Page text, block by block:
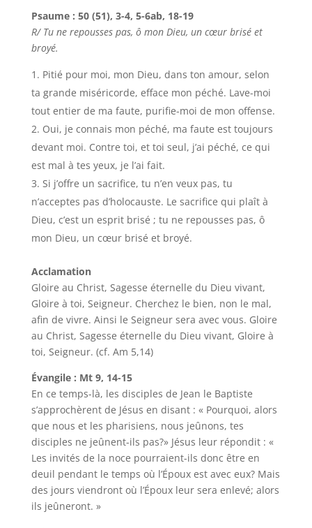
Psaume : 50 (51), 3-4, 5-6ab, 18-19
R/ Tu ne repousses pas, ô mon Dieu, un cœur brisé et
broyé.
Pitié pour moi, mon Dieu, dans ton amour, selon
ta grande miséricorde, efface mon péché. Lave-moi
tout entier de ma faute, purifie-moi de mon offense.
Oui, je connais mon péché, ma faute est toujours
devant moi. Contre toi, et toi seul, j’ai péché, ce qui
est mal à tes yeux, je l’ai fait.
Si j’offre un sacrifice, tu n’en veux pas, tu
n’acceptes pas d’holocauste. Le sacrifice qui plaît à
Dieu, c’est un esprit brisé ; tu ne repousses pas, ô
mon Dieu, un cœur brisé et broyé.
Acclamation
Gloire au Christ, Sagesse éternelle du Dieu vivant,
Gloire à toi, Seigneur. Cherchez le bien, non le mal,
afin de vivre. Ainsi le Seigneur sera avec vous. Gloire
au Christ, Sagesse éternelle du Dieu vivant, Gloire à
toi, Seigneur. (cf. Am 5,14)
Évangile : Mt 9, 14-15
En ce temps-là, les disciples de Jean le Baptiste
s’approchèrent de Jésus en disant : « Pourquoi, alors
que nous et les pharisiens, nous jeûnons, tes
disciples ne jeûnent-ils pas?» Jésus leur répondit : «
Les invités de la noce pourraient-ils donc être en
deuil pendant le temps où l’Époux est avec eux? Mais
des jours viendront où l’Époux leur sera enlevé; alors
ils jeûneront. »